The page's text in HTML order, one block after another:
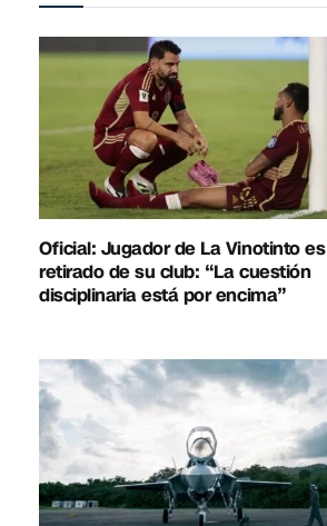
Oficial: Jugador de La Vinotinto es
retirado de su club: “La cuestión
disciplinaria está por encima”